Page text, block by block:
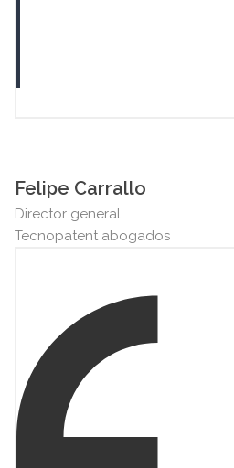
Felipe Carrallo
Director general
Tecnopatent abogados